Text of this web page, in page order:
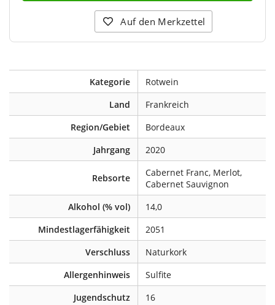
Auf den Merkzettel
Kategorie
Rotwein
Land
Frankreich
Region/Gebiet
Bordeaux
Jahrgang
2020
Rebsorte
Cabernet Franc, Merlot,
Cabernet Sauvignon
Alkohol (% vol)
14,0
Mindestlagerfähigkeit
2051
Verschluss
Naturkork
Allergenhinweis
Sulfite
Jugendschutz
16